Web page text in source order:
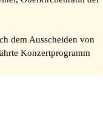
dem Ausscheiden von
Konzertprogramm